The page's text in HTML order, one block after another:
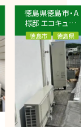
徳島県徳島市・A
様邸 エコキュー
交換工事 ダイ
ンEQ46WVE
徳島市
徳島県
エコキュート